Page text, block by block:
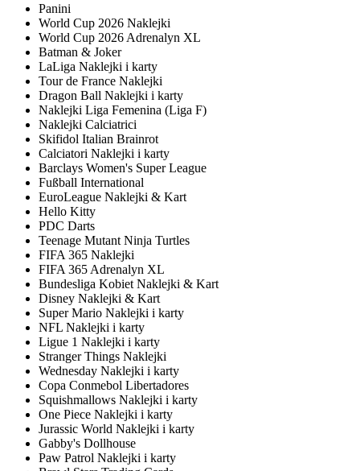
Panini
World Cup 2026 Naklejki
World Cup 2026 Adrenalyn XL
Batman & Joker
LaLiga Naklejki i karty
Tour de France Naklejki
Dragon Ball Naklejki i karty
Naklejki Liga Femenina (Liga F)
Naklejki Calciatrici
Skifidol Italian Brainrot
Calciatori Naklejki i karty
Barclays Women's Super League
Fußball International
EuroLeague Naklejki & Kart
Hello Kitty
PDC Darts
Teenage Mutant Ninja Turtles
FIFA 365 Naklejki
FIFA 365 Adrenalyn XL
Bundesliga Kobiet Naklejki & Kart
Disney Naklejki & Kart
Super Mario Naklejki i karty
NFL Naklejki i karty
Ligue 1 Naklejki i karty
Stranger Things Naklejki
Wednesday Naklejki i karty
Copa Conmebol Libertadores
Squishmallows Naklejki i karty
One Piece Naklejki i karty
Jurassic World Naklejki i karty
Gabby's Dollhouse
Paw Patrol Naklejki i karty